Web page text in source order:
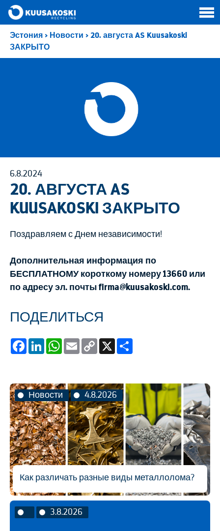
Эстония > Новости > 20. августа AS Kuusakoski
ЗАКРЫТО
6.8.2024
20. АВГУСТА AS
KUUSAKOSKI ЗАКРЫТО
Поздравляем с Днем независимости!
Дополнительная информация по
БЕСПЛАТНОМУ короткому номеру 13660 или
по адресу эл. почты firma@kuusakoski.com.
ПОДЕЛИТЬСЯ
FacebookLinkedInWhatsApp
Email
Copy
Новости 4.8.2026
Как различать разные виды металлолома?
3.8.2026